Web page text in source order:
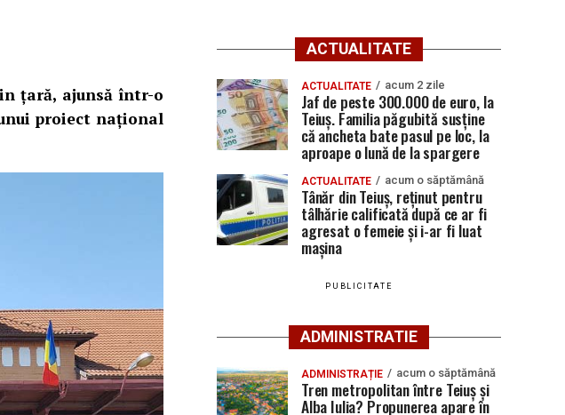
ţară, ajunsă într-o
proiect național
ACTUALITATE
ACTUALITATE acum 2 zile
Jaf de peste 300.000 de euro, la
Teiuș. Familia păgubită susține
că ancheta bate pasul pe loc, la
aproape o lună de la spargere
ACTUALITATE acum o săptămână
Tânăr din Teiuș, reținut pentru
tâlhărie calificată după ce ar fi
agresat o femeie și i-ar fi luat
mașina
PUBLICITATE
ADMINISTRATIE
ADMINISTRAȚIE acum o săptămână
Tren metropolitan între Teiuș și
Alba Iulia? Propunerea apare în